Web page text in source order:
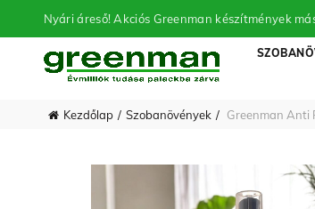
Nyári áreső! Akciós Greenman készítmények
Kezdőlap Szobanövények Greenman Anti